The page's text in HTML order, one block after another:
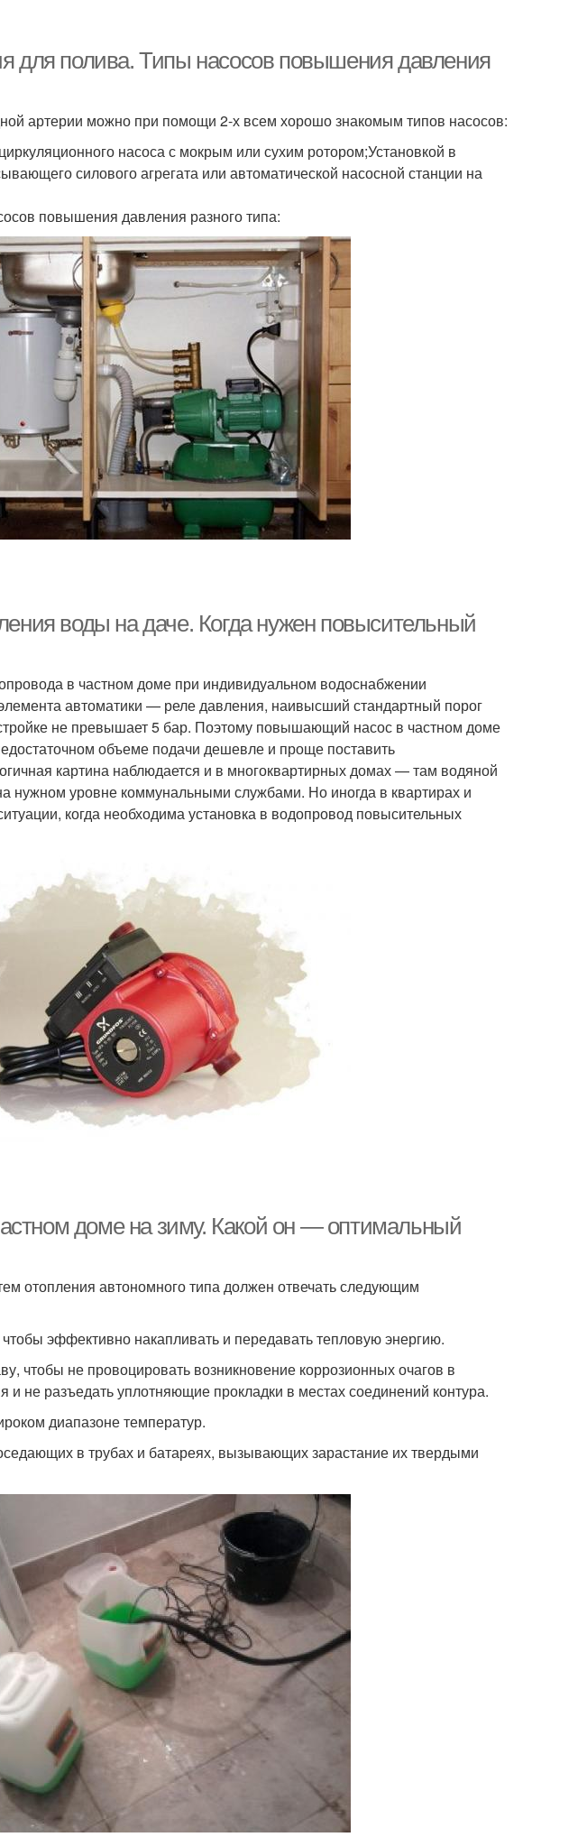
для полива. Типы насосов повышения давления
артерии можно при помощи 2-х всем хорошо знакомым типов насосов:
насоса с мокрым или сухим ротором;Установкой в
силового агрегата или автоматической насосной станции на
повышения давления разного типа:
воды на даче. Когда нужен повысительный
в частном доме при индивидуальном водоснабжении
автоматики — реле давления, наивысший стандартный порог
не превышает 5 бар. Поэтому повышающий насос в частном доме
объеме подачи дешевле и проще поставить
картина наблюдается и в многоквартирных домах — там водяной
нужном уровне коммунальными службами. Но иногда в квартирах и
когда необходима установка в водопровод повысительных
доме на зиму. Какой он — оптимальный
отопления автономного типа должен отвечать следующим
эффективно накапливать и передавать тепловую энергию.
чтобы не провоцировать возникновение коррозионных очагов в
и не разъедать уплотняющие прокладки в местах соединений контура.
диапазоне температур.
в трубах и батареях, вызывающих зарастание их твердыми